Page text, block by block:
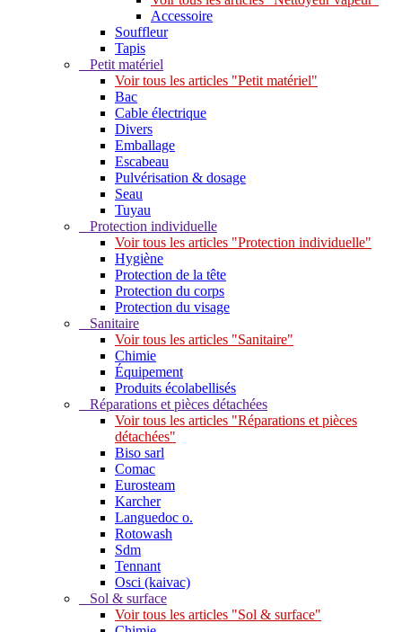
Accessoire
Souffleur
Tapis
Petit matériel
Voir tous les articles "Petit matériel"
Bac
Cable électrique
Divers
Emballage
Escabeau
Pulvérisation & dosage
Seau
Tuyau
Protection individuelle
Voir tous les articles "Protection individuelle"
Hygiène
Protection de la tête
Protection du corps
Protection du visage
Sanitaire
Voir tous les articles "Sanitaire"
Chimie
Équipement
Produits écolabellisés
Réparations et pièces détachées
Voir tous les articles "Réparations et pièces
détachées"
Biso sarl
Comac
Eurosteam
Karcher
Languedoc o.
Rotowash
Sdm
Tennant
Osci (kaivac)
Sol & surface
Voir tous les articles "Sol & surface"